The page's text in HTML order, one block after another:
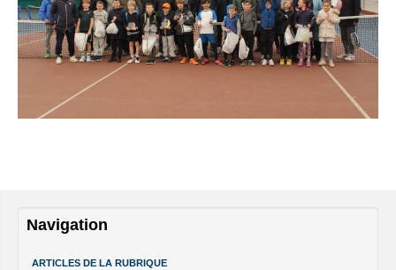
Navigation
ARTICLES DE LA RUBRIQUE